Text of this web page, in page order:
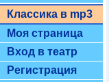
Классика в mp3
Моя страница
Вход в театр
Регистрация